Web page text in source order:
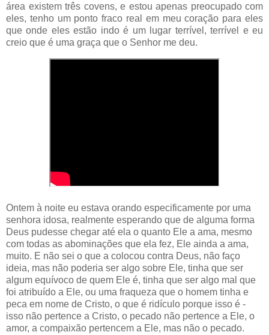
área existem três covens, e estou apenas preocupado com
eles, tenho um ponto fraco real em meu coração para eles
que onde eles estão indo é um lugar terrível, terrível e eu
creio que é uma graça que o Senhor me deu.
Ontem à noite eu estava orando especificamente por uma
senhora idosa, realmente esperando que de alguma forma
Deus pudesse chegar até ela o quanto Ele a ama, mesmo
com todas as abominações que ela fez, Ele ainda a ama,
muito. E não sei o que a colocou contra Deus, não faço
ideia, mas não poderia ser algo sobre Ele, tinha que ser
algum equívoco de quem Ele é, tinha que ser algo mal que
foi atribuído a Ele, ou uma fraqueza que o homem tinha e
peca em nome de Cristo, o que é ridículo porque isso é -
isso não pertence a Cristo, o pecado não pertence a Ele, o
amor, a compaixão pertencem a Ele, mas não o pecado.